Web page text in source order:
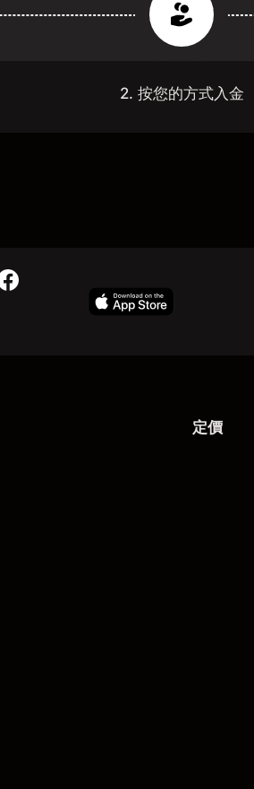
2. 按您的方式入金
定價